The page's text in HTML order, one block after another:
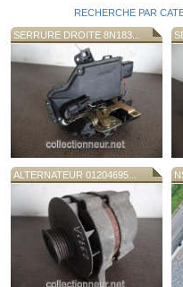
RECHERCHE PAR
SERRURE DROITE 8N183...
ALTERNATEUR 01204695...